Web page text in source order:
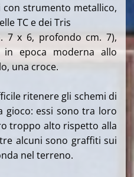
strumento metallico,
TC e dei Tris
7 x 6, profondo cm. 7),
in epoca moderna allo
una croce.
ritenere gli schemi di
gioco: essi sono tra loro
troppo alto rispetto alla
alcuni sono graffiti sui
nel terreno.